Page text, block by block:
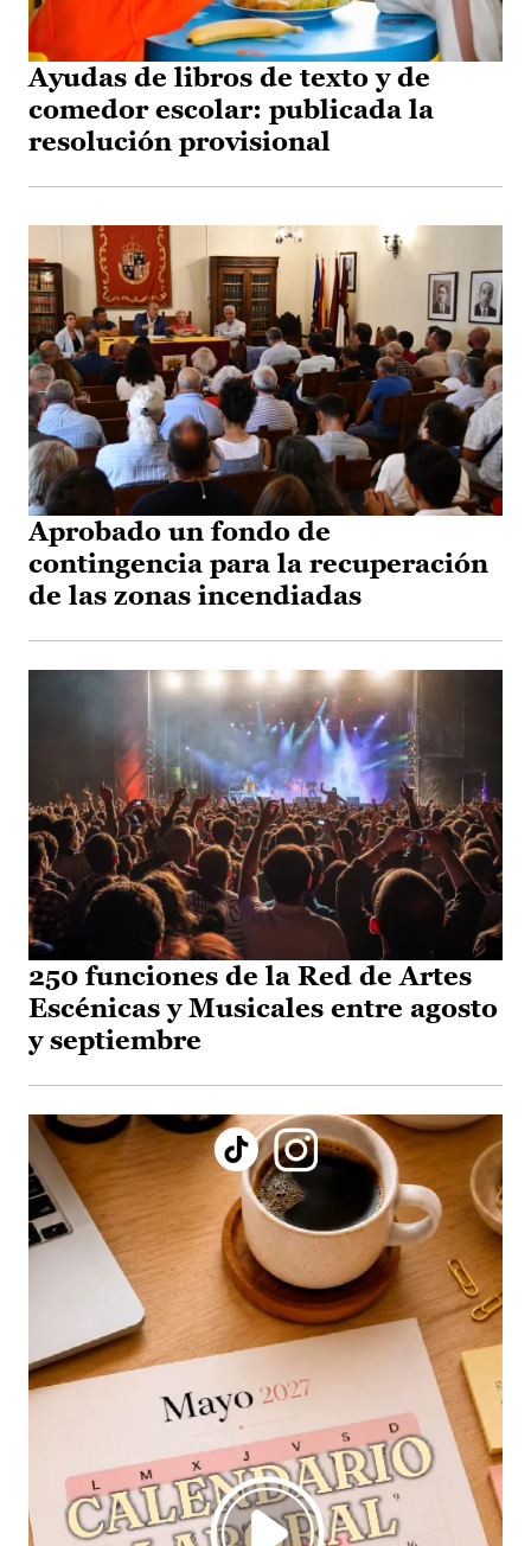
Ayudas de libros de texto y de
comedor escolar: publicada la
resolución provisional
Aprobado un fondo de
contingencia para la recuperación
de las zonas incendiadas
250 funciones de la Red de Artes
Escénicas y Musicales entre agosto
y septiembre